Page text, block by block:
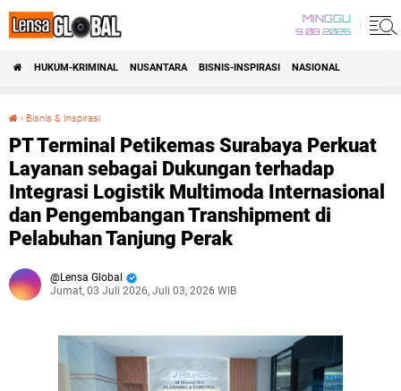
MINGGU
9 08 2026
HUKUM-KRIMINAL NUSANTARA BISNIS-INSPIRASI NASIONAL
› Bisnis & Inspirasi
PT Terminal Petikemas Surabaya Perkuat
Layanan sebagai Dukungan terhadap
Integrasi Logistik Multimoda Internasional
dan Pengembangan Transhipment di
Pelabuhan Tanjung Perak
Lensa Global
Jumat, 03 Juli 2026, Juli 03, 2026 WIB